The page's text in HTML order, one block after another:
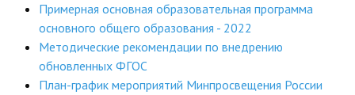
Примерная основная образовательная программа
основного общего образования - 2022
Методические рекомендации по внедрению
обновленных ФГОС
План-график мероприятий Минпросвещения России